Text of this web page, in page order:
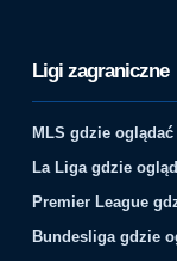
Ligi zagraniczne
MLS gdzie
La Liga gdzie
Premier League
Bundesliga gdzie